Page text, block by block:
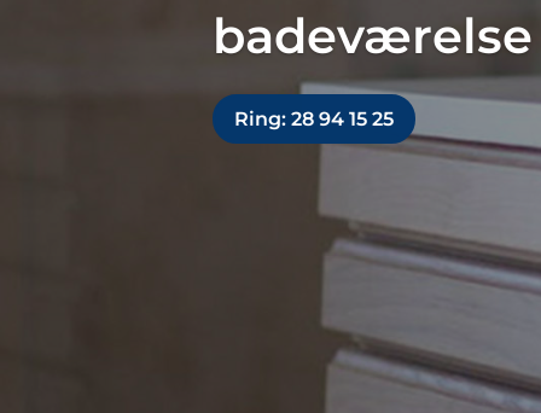
Ring: 28 94 15 25